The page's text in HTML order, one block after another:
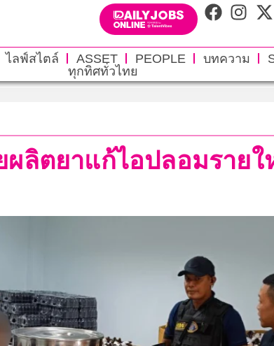
ไลฟ์สไตล์ ASSET PEOPLE บทความ
ทุกทิศทั่วไทย
ลิตยาแก้ไอปลอมราย